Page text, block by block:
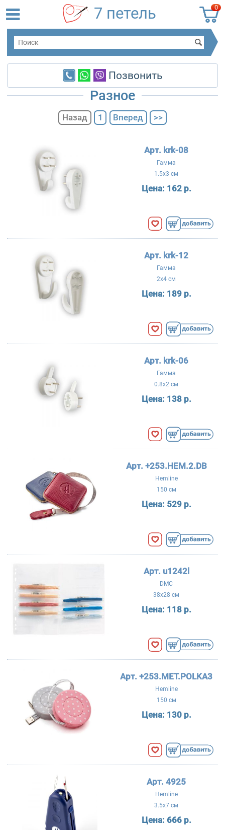
0
7 петель
Позвонить
Разное
Назад 1 Вперед >>
Арт. krk-08
Гамма
1.5x3 см
Цена: 162 р.
Арт. krk-12
Гамма
2x4 см
Цена: 189 р.
Арт. krk-06
Гамма
0.8x2 см
Цена: 138 р.
Арт. +253.HEM.2.DB
Hemline
150 см
Цена: 529 р.
Арт. u1242l
DMC
38x28 см
Цена: 118 р.
Арт. +253.MET.POLKA3
Hemline
150 см
Цена: 130 р.
Арт. 4925
Hemline
3.5x7 см
Цена: 666 р.